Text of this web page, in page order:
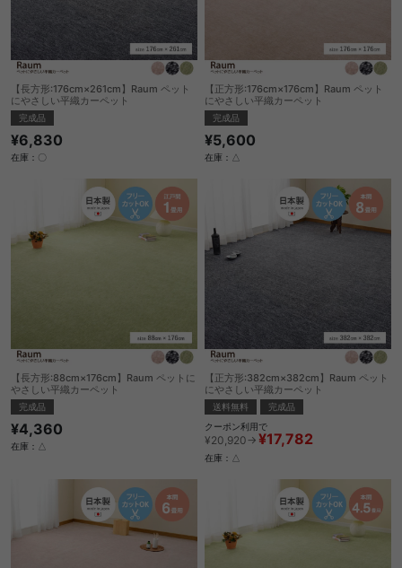
【長方形:176cm×261cm】Raum ペット
にやさしい平織カーペット
完成品
¥6,830
在庫：〇
【正方形:176cm×176cm】Raum ペット
にやさしい平織カーペット
完成品
¥5,600
在庫：△
【長方形:88cm×176cm】Raum ペットに
やさしい平織カーペット
完成品
¥4,360
在庫：△
【正方形:382cm×382cm】Raum ペット
にやさしい平織カーペット
送料無料
完成品
クーポン利用で
¥20,920→ ¥17,782
在庫：△